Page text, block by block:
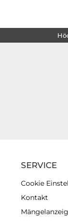
SERVICE
Cookie
Kontakt